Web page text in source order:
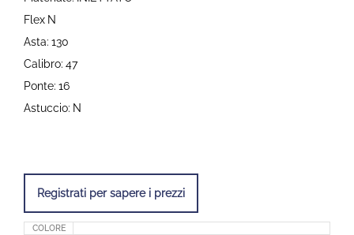
Flex N
Asta: 130
Calibro: 47
Ponte: 16
Astuccio: N
Registrati per sapere i prezzi
COLORE